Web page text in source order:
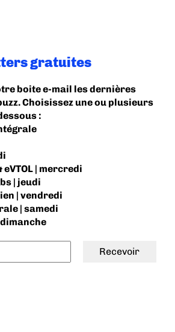
gratuites
boite e-mail les dernières
Choisissez une ou plusieurs
:
| mercredi
| jeudi
| vendredi
| samedi